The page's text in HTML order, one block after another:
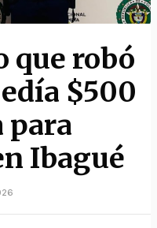
que robó
$500
para
Ibagué